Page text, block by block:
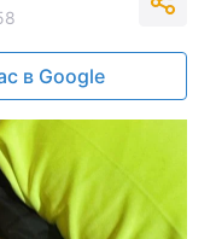
в Google